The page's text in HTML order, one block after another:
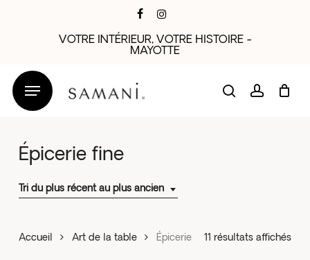
VOTRE INTÉRIEUR, VOTRE HISTOIRE -
MAYOTTE
searchaccount
Épicerie fine
Tri du plus récent au plus ancien
11 résultats affichésTrié
Accueil Art de la table Épicerie